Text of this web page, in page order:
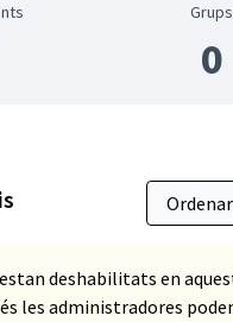
Grups
0
deshabilitats en
les administradores